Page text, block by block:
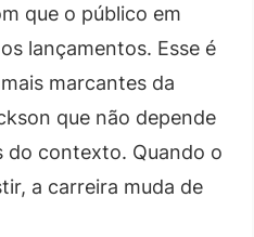
que o público em
lançamentos. Esse é
marcantes da
que não depende
do contexto. Quando o
a carreira muda de